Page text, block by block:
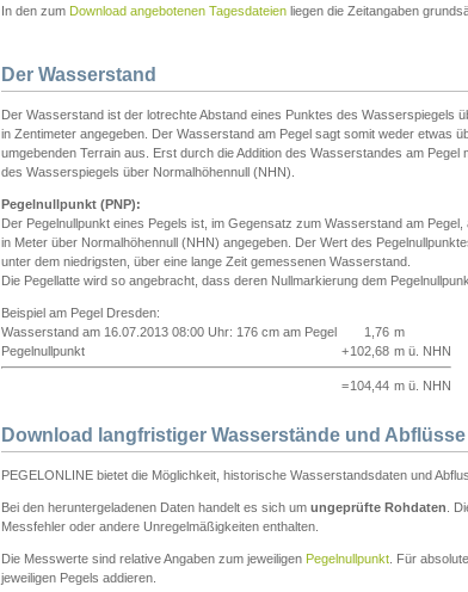
In den zum Download angebotenen Tagesdateien liegen die Zeitangaben
Der Wasserstand
Der Wasserstand ist der lotrechte Abstand eines Punktes des Wasserspiegels
in Zentimeter angegeben. Der Wasserstand am Pegel sagt somit weder etwas
umgebenden Terrain aus. Erst durch die Addition des Wasserstandes am
des Wasserspiegels über Normalhöhennull (NHN).
Pegelnullpunkt (PNP):
Der Pegelnullpunkt eines Pegels ist, im Gegensatz zum Wasserstand am
in Meter über Normalhöhennull (NHN) angegeben. Der Wert des
unter dem niedrigsten, über eine lange Zeit gemessenen Wasserstand.
Die Pegellatte wird so angebracht, dass deren Nullmarkierung dem
Beispiel am Pegel Dresden:
Wasserstand am 16.07.2013 08:00 Uhr: 176 cm am Pegel
1,76 m
Pegelnullpunkt
+102,68 m ü. NHN
=104,44 m ü. NHN
Download langfristiger Wasserstände und Abflüsse
PEGELONLINE bietet die Möglichkeit, historische Wasserstandsdaten und
Bei den heruntergeladenen Daten handelt es sich um ungeprüfte Rohdaten .
Messfehler oder andere Unregelmäßigkeiten enthalten.
Die Messwerte sind relative Angaben zum jeweiligen Pegelnullpunkt . Für
jeweiligen Pegels addieren.